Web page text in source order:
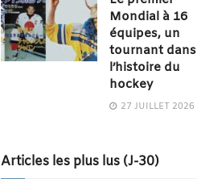
Mondial à 16
équipes, un
tournant dans
l’histoire du
hockey
27 JUILLET 2026
Articles les plus lus (J-30)